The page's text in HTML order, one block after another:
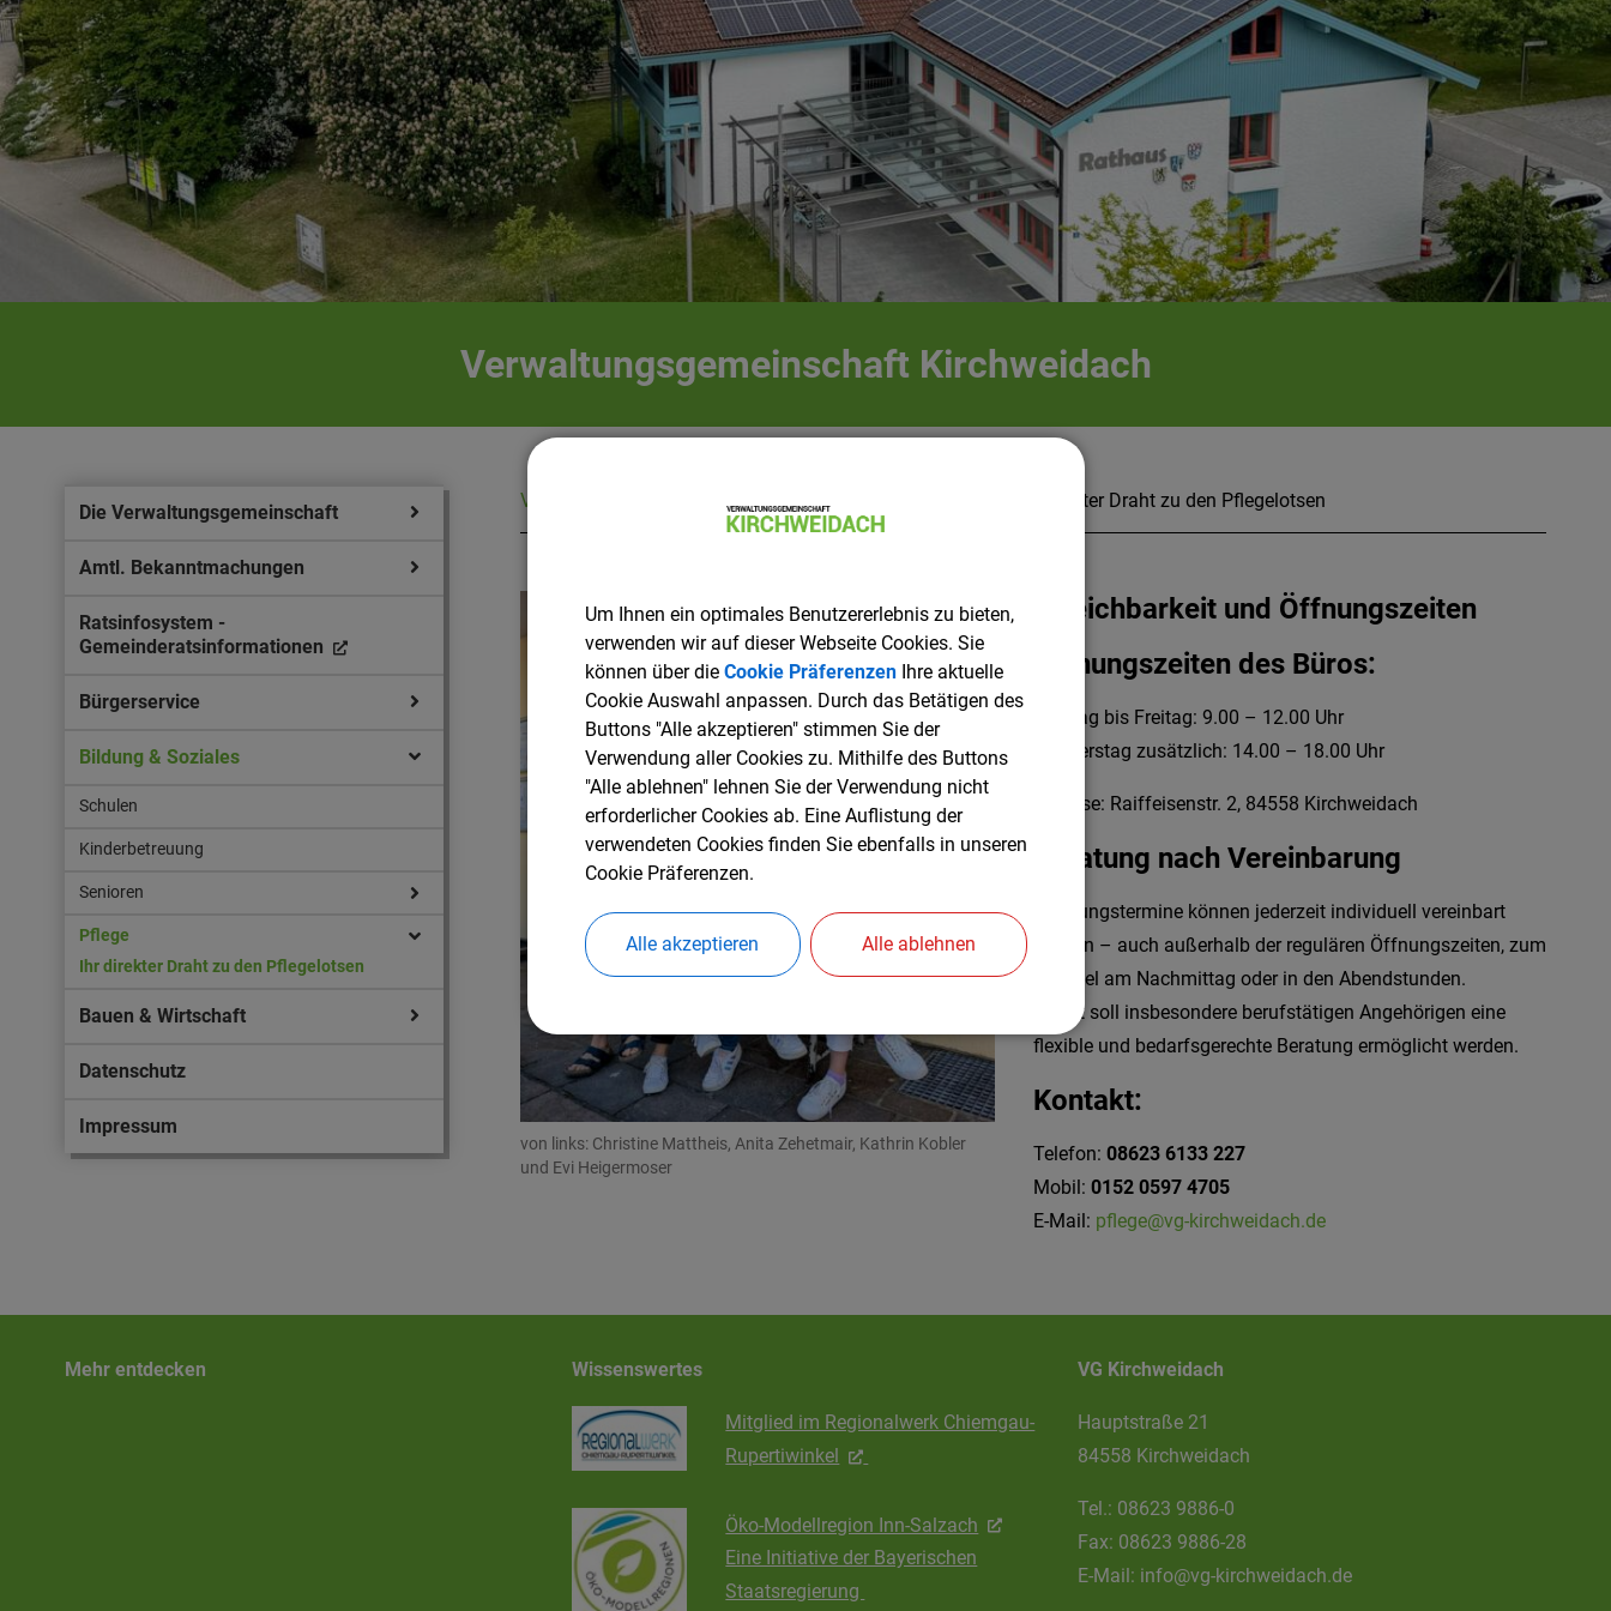
Verwaltungsgemeinschaft Kirchweidach
Die Verwaltungsgemeinschaft
Amtl. Bekanntmachungen
Ratsinfosystem -
Gemeinderatsinformationen
Bürgerservice
Bildung & Soziales
Schulen
Kinderbetreuung
Senioren
Pflege
Ihr direkter Draht zu den Pflegelotsen
Bauen & Wirtschaft
Datenschutz
Impressum
VG Kirchweidach Bildung & Soziales Ihr direkter Draht zu den Pflegelotsen
von links: Christine Mattheis, Anita Zehetmair, Kathrin Kobler
und Evi Heigermoser
Erreichbarkeit und Öffnungszeiten
Öffnungszeiten des Büros:
Montag bis Freitag: 9.00 – 12.00 Uhr
Donnerstag zusätzlich: 14.00 – 18.00 Uhr
Adresse: Raiffeisenstr. 2, 84558 Kirchweidach
Beratung nach Vereinbarung
Beratungstermine können jederzeit individuell vereinbart
werden – auch außerhalb der regulären Öffnungszeiten, zum
Beispiel am Nachmittag oder in den Abendstunden.
Damit soll insbesondere berufstätigen Angehörigen eine
flexible und bedarfsgerechte Beratung ermöglicht werden.
Kontakt:
Telefon: 08623 6133 227
Mobil: 0152 0597 4705
E-Mail: pflege@vg-kirchweidach.de
Mehr entdecken Wissenswertes
Mitglied im Regionalwerk Chiemgau-
Rupertiwinkel
Öko-Modellregion Inn-Salzach
Eine Initiative der Bayerischen
Staatsregierung
VG Kirchweidach
Hauptstraße 21
84558 Kirchweidach
Tel.: 08623 9886-0
Fax: 08623 9886-28
E-Mail: info@vg-kirchweidach.de
Um Ihnen ein optimales Benutzererlebnis zu bieten,
verwenden wir auf dieser Webseite Cookies. Sie
können über die Cookie PräferenzenIhre aktuelle
Cookie Auswahl anpassen. Durch das Betätigen des
Buttons "Alle akzeptieren" stimmen Sie der
Verwendung aller Cookies zu. Mithilfe des Buttons
"Alle ablehnen" lehnen Sie der Verwendung nicht
erforderlicher Cookies ab. Eine Auflistung der
verwendeten Cookies finden Sie ebenfalls in unseren
Cookie Präferenzen.
Alle akzeptieren Alle ablehnen